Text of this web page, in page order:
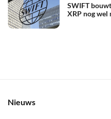
SWIFT
XRP nog wel
Nieuws